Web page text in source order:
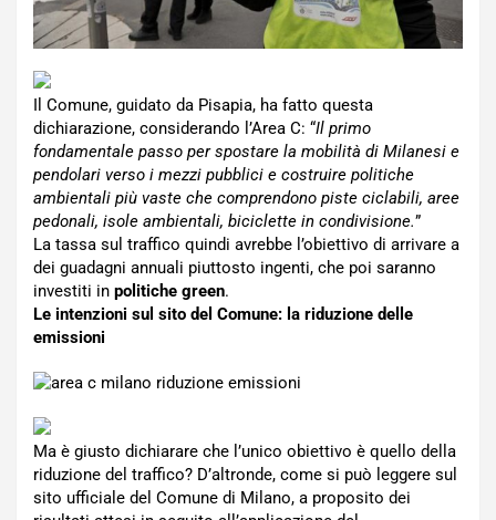
Il Comune, guidato da Pisapia, ha fatto questa
dichiarazione, considerando l’Area C: “Il primo
fondamentale passo per spostare la mobilità di Milanesi e
pendolari verso i mezzi pubblici e costruire politiche
ambientali più vaste che comprendono piste ciclabili, aree
pedonali, isole ambientali, biciclette in condivisione.”
La tassa sul traffico quindi avrebbe l’obiettivo di arrivare a
dei guadagni annuali piuttosto ingenti, che poi saranno
investiti in politiche green.
Le intenzioni sul sito del Comune: la riduzione delle
emissioni
Ma è giusto dichiarare che l’unico obiettivo è quello della
riduzione del traffico? D’altronde, come si può leggere sul
sito ufficiale del Comune di Milano, a proposito dei